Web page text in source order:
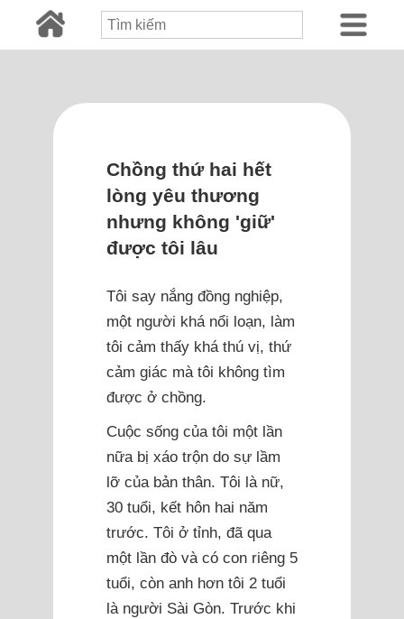
Chồng thứ hai hết
lòng yêu thương
nhưng không 'giữ'
được tôi lâu
Tôi say nắng đồng nghiệp,
một người khá nổi loạn, làm
tôi cảm thấy khá thú vị, thứ
cảm giác mà tôi không tìm
được ở chồng.
Cuộc sống của tôi một lần
nữa bị xáo trộn do sự lầm
lỡ của bản thân. Tôi là nữ,
30 tuổi, kết hôn hai năm
trước. Tôi ở tỉnh, đã qua
một lần đò và có con riêng 5
tuổi, còn anh hơn tôi 2 tuổi
là người Sài Gòn. Trước khi